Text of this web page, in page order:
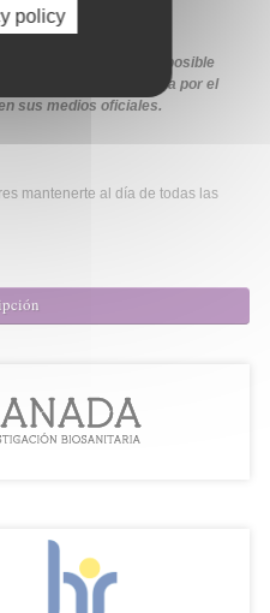
la ayuda. En caso de posible
proporcionada por el
sus medios oficiales.
mantenerte al día de todas las
policy